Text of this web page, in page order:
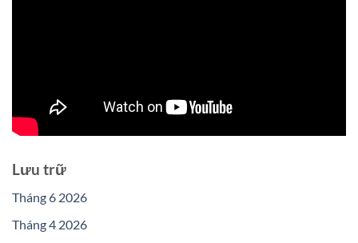
Lưu trữ
Tháng 6 2026
Tháng 4 2026